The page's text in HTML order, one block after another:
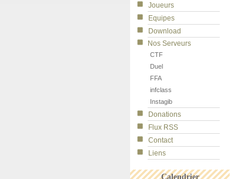
Joueurs
Equipes
Download
Nos Serveurs
CTF
Duel
FFA
infclass
Instagib
Donations
Flux RSS
Contact
Liens
Calendrier